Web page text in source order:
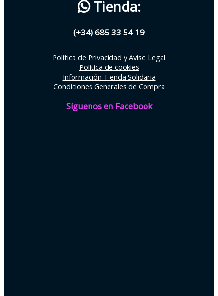
Tienda:
(+34) 685 33 54 19
Política de Privacidad y Aviso Legal
Política de cookies
Información Tienda Solidaria
Condiciones Generales de Compra
Síguenos en Facebook